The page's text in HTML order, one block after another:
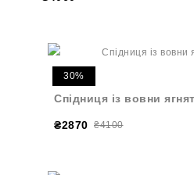
30%
Спідниця із вовни
₴2870 ₴4100